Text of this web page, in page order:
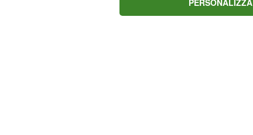
PERSONALIZZA